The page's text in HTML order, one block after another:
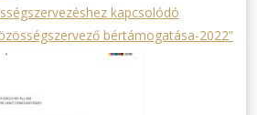
kapcsolódó
bértámogatása-2022”